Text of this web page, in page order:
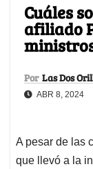
Cuáles
afiliado
Por Las Dos
ABR 8, 2024
A pesar de las
que llevó a la